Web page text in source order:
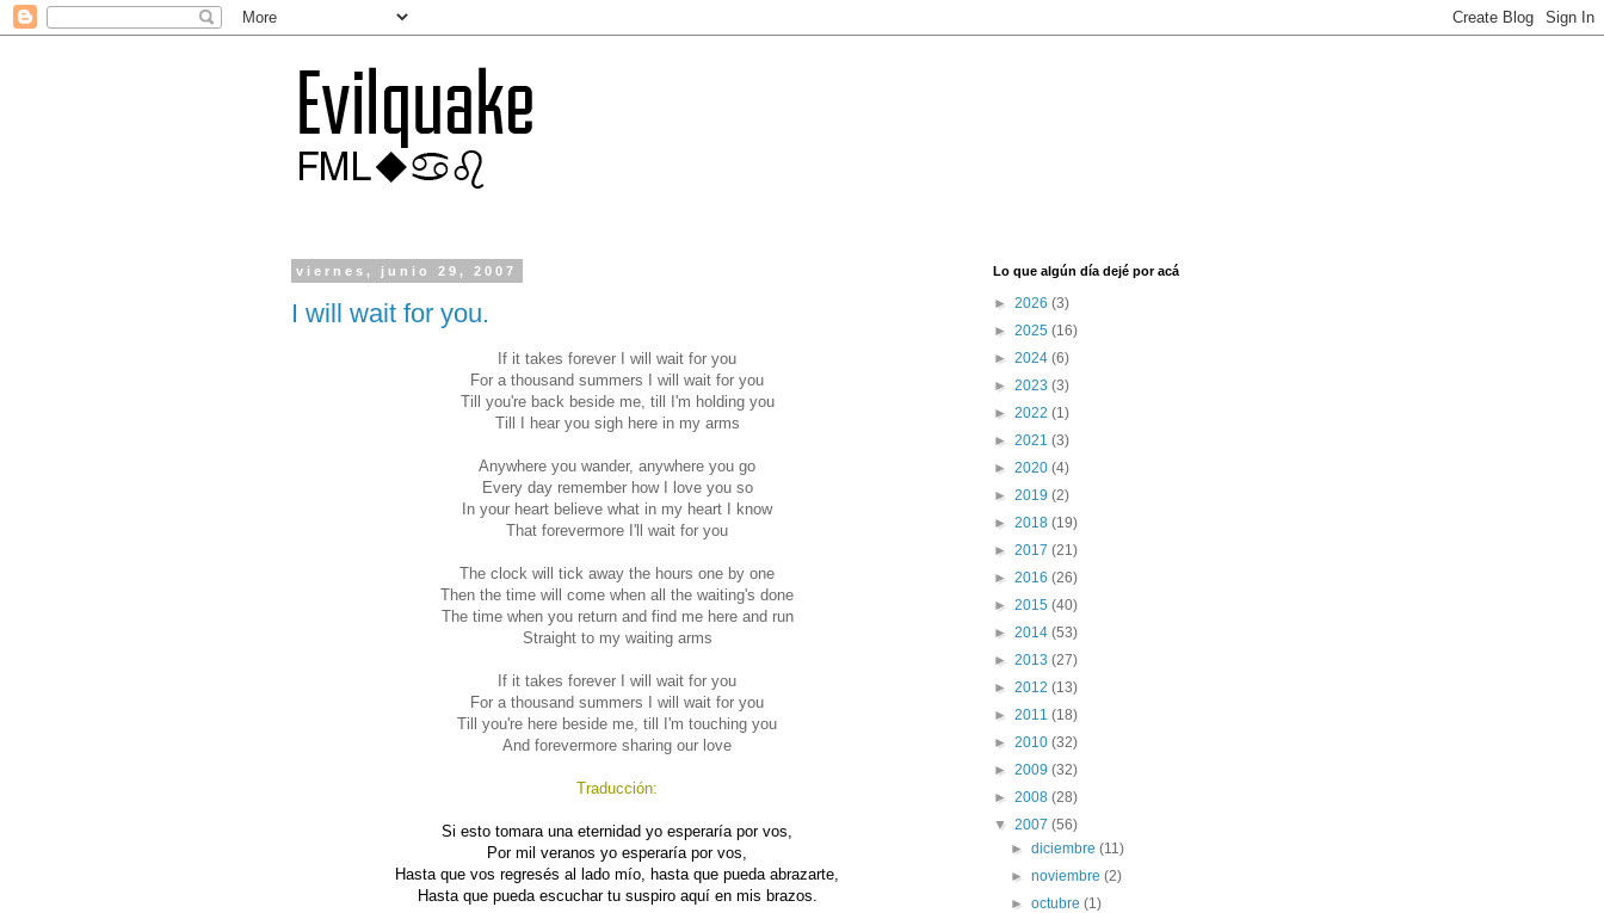
viernes, junio 29, 2007
I will wait for you.
If it takes forever I will wait for you
For a thousand summers I will wait for you
Till you're back beside me, till I'm holding you
Till I hear you sigh here in my arms
Anywhere you wander, anywhere you go
Every day remember how I love you so
In your heart believe what in my heart I know
That forevermore I'll wait for you
The clock will tick away the hours one by one
Then the time will come when all the waiting's done
The time when you return and find me here and run
Straight to my waiting arms
If it takes forever I will wait for you
For a thousand summers I will wait for you
Till you're here beside me, till I'm touching you
And forevermore sharing our love
Traducción:
Si esto tomara una eternidad yo esperaría por vos,
Por mil veranos yo esperaría por vos,
Hasta que vos regresés al lado mío, hasta que pueda abrazarte,
Hasta que pueda escuchar tu suspiro aquí en mis brazos.
Lo que algún día dejé por acá
► 2026 (3)
► 2025 (16)
► 2024 (6)
► 2023 (3)
► 2022 (1)
► 2021 (3)
► 2020 (4)
► 2019 (2)
► 2018 (19)
► 2017 (21)
► 2016 (26)
► 2015 (40)
► 2014 (53)
► 2013 (27)
► 2012 (13)
► 2011 (18)
► 2010 (32)
► 2009 (32)
► 2008 (28)
▼ 2007 (56)
►diciembre(11)
►noviembre(2)
►octubre(1)